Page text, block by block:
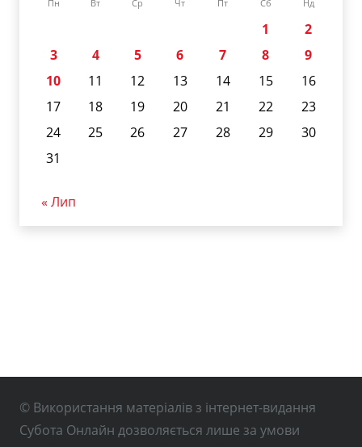
Пн Вт Ср Чт Пт Сб Нд
1
2
3
4 5 6 7 8
9
10
11 12 13 14 15
16
17
18 19 20 21 22
23
24
25 26 27 28 29
30
31
« Лип
© Використання матеріалів з інтернет-видання
Субота Онлайн дозволяється лише за умови